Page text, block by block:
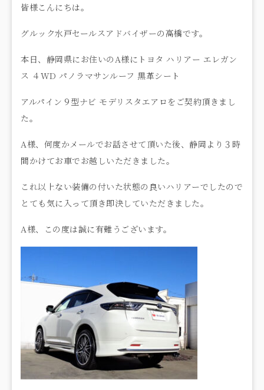
皆様こんにちは。
グルック水戸セールスアドバイザーの高橋です。
本日、静岡県にお住いのA様にトヨタ ハリアー エレガン
ス ４WD パノラマサンルーフ 黒革シート
アルパイン９型ナビ モデリスタエアロをご契約頂きまし
た。
A様、何度かメールでお話させて頂いた後、静岡より３時
間かけてお車でお越しいただきました。
これ以上ない装備の付いた状態の良いハリアーでしたので
とても気に入って頂き即決していただきました。
A様、この度は誠に有難うございます。